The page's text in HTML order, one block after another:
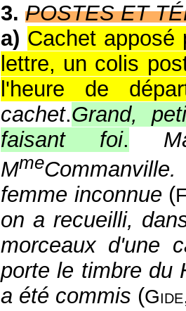
3. POSTES ET
a) Cachet
lettre, un colis
l'heure de
cachet.Grand,
faisant foi.
Mme
femme inconnue (
on a recueilli,
morceaux d'une
porte le timbre du
a été commis (Gide